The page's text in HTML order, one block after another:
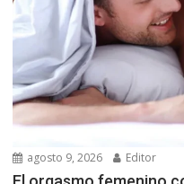
agosto 9, 2026 Editor